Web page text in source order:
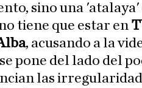
sino una 'atalaya'
tiene que estar en
, acusando a la
pone del lado del
las